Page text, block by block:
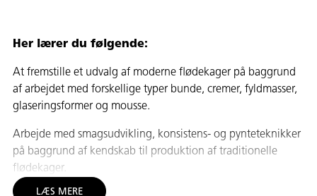
Her lærer du følgende:
At fremstille et udvalg af moderne flødekager på baggrund
af arbejdet med forskellige typer bunde, cremer, fyldmasser,
glaseringsformer og mousse.
Arbejde med smagsudvikling, konsistens- og pynteteknikker
på baggrund af kendskab til produktion af traditionelle
flødekager.
LÆS MERE